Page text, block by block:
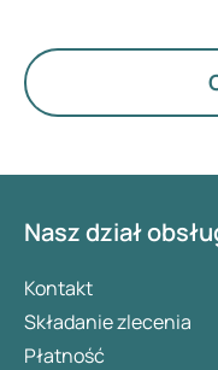
mają na celu
działanie jest
bliżej obu lekom,
Nasz dział
Kontakt
Składanie zlecenia
Płatność